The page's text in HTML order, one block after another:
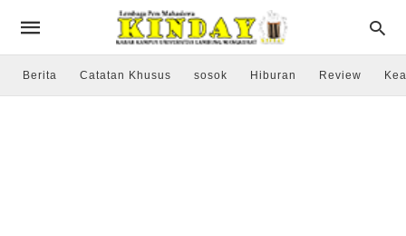
Berita Catatan Khusus sosok Hiburan Review